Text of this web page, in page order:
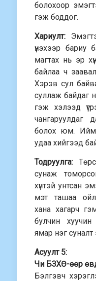
болохоор
гэж боддог.
Хариулт:
үнэхээр бариу
магтах нь эр
байлаа ч
Хэрэв сул
суллаж байдаг
гэж хэлээд
чангаруулдаг
болох юм. Ийм
удаа хийгээд
Тодруулга:
сунаж
хүнтэй унтсан
мэт ташаа
хана хагарч
булчин
ямар нэг суналт
Асуулт 5:
Чи БЗХӨ-өөр
Бэлгэвч